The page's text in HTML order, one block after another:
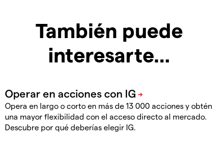
También puede
interesarte…
Opera en largo o corto en más de 13 000 acciones y obtén
una mayor flexibilidad con el acceso directo al mercado.
Descubre por qué deberías elegir IG.